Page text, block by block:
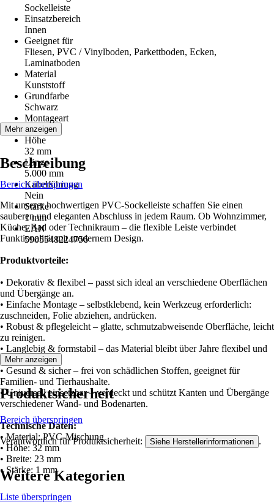
Sockelleiste
Einsatzbereich
Innen
Geeignet für
Fliesen, PVC / Vinylboden, Parkettboden, Ecken,
Laminatboden
Material
Kunststoff
Grundfarbe
Schwarz
Montageart
Kleben
Höhe
32 mm
Länge
5.000 mm
Kabelführung
Nein
Stärke
1 mm
EAN
5905548224756
Mehr anzeigen
Beschreibung
Bereich überspringen
Mit unserer hochwertigen PVC-Sockelleiste schaffen Sie einen
sauberen und eleganten Abschluss in jedem Raum. Ob Wohnzimmer,
Küche, Bad oder Technikraum – die flexible Leiste verbindet
Funktionalität mit modernem Design.
Produktvorteile:
• Dekorativ & flexibel – passt sich ideal an verschiedene Oberflächen
und Übergänge an.
• Einfache Montage – selbstklebend, kein Werkzeug erforderlich:
zuschneiden, Folie abziehen, andrücken.
• Robust & pflegeleicht – glatte, schmutzabweisende Oberfläche, leicht
zu reinigen.
• Langlebig & formstabil – das Material bleibt über Jahre flexibel und
stabil.
• Gesund & sicher – frei von schädlichen Stoffen, geeignet für
Familien- und Tierhaushalte.
• Universell einsetzbar – verdeckt und schützt Kanten und Übergänge
verschiedener Wand- und Bodenarten.
Technische Daten:
• Material: PVC-Mischung
• Höhe: 32 mm
• Breite: 23 mm
• Stärke: 1 mm
Mehr anzeigen
Produktsicherheit
Bereich überspringen
Verantwortlich für Produktsicherheit: Siehe Herstellerinformationen .
Weitere Kategorien
Liste überspringen